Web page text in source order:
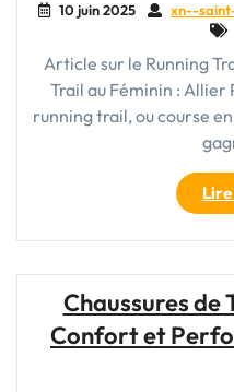
10 juin 2025 xn--
Article sur le Running
Trail au Féminin :
running trail, ou course
Chaussures de
Confort et